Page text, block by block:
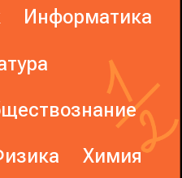
Информатика
Химия